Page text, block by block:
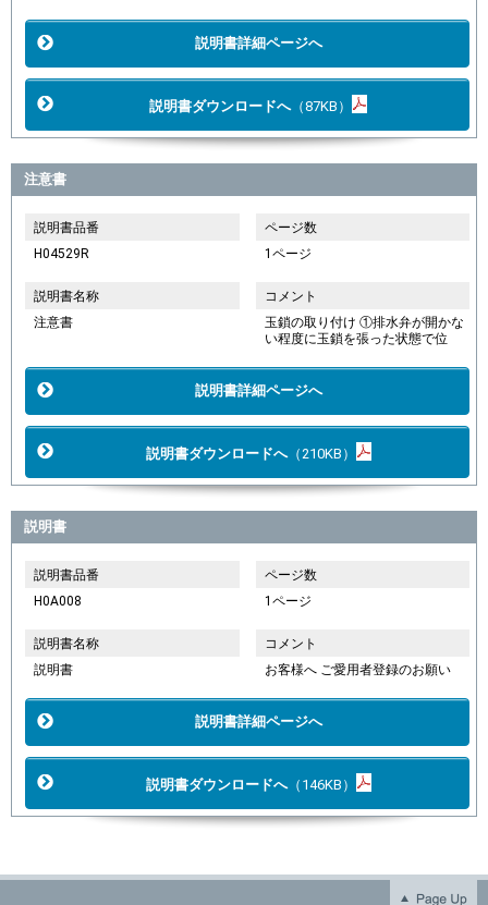
説明書詳細ページへ
説明書ダウンロードへ（87KB）
注意書
説明書品番
H04529R
ページ数
1ページ
説明書名称
注意書
コメント
玉鎖の取り付け ①排水弁が開かな
い程度に玉鎖を張った状態で位
説明書詳細ページへ
説明書ダウンロードへ（210KB）
説明書
説明書品番
H0A008
ページ数
1ページ
説明書名称
説明書
コメント
お客様へ ご愛用者登録のお願い
説明書詳細ページへ
説明書ダウンロードへ（146KB）